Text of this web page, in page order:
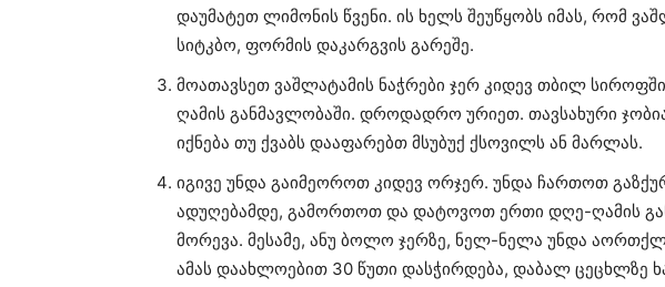
დაუმატეთ ლიმონის წვენი. ის ხელს შეუწყობს იმას, რომ
სიტკბო, ფორმის დაკარგვის გარეშე.
მოათავსეთ ვაშლატამის ნაჭრები ჯერ კიდევ თბილ
ღამის განმავლობაში. დროდადრო ურიეთ. თავსახური
იქნება თუ ქვაბს დააფარებთ მსუბუქ ქსოვილს ან მარლას.
იგივე უნდა გაიმეოროთ კიდევ ორჯერ. უნდა ჩართოთ
ადუღებამდე, გამორთოთ და დატოვოთ ერთი დღე-ღამის
მორევა. მესამე, ანუ ბოლო ჯერზე, ნელ-ნელა უნდა
ამას დაახლოებით 30 წუთი დასჭირდება, დაბალ ცეცხლზე